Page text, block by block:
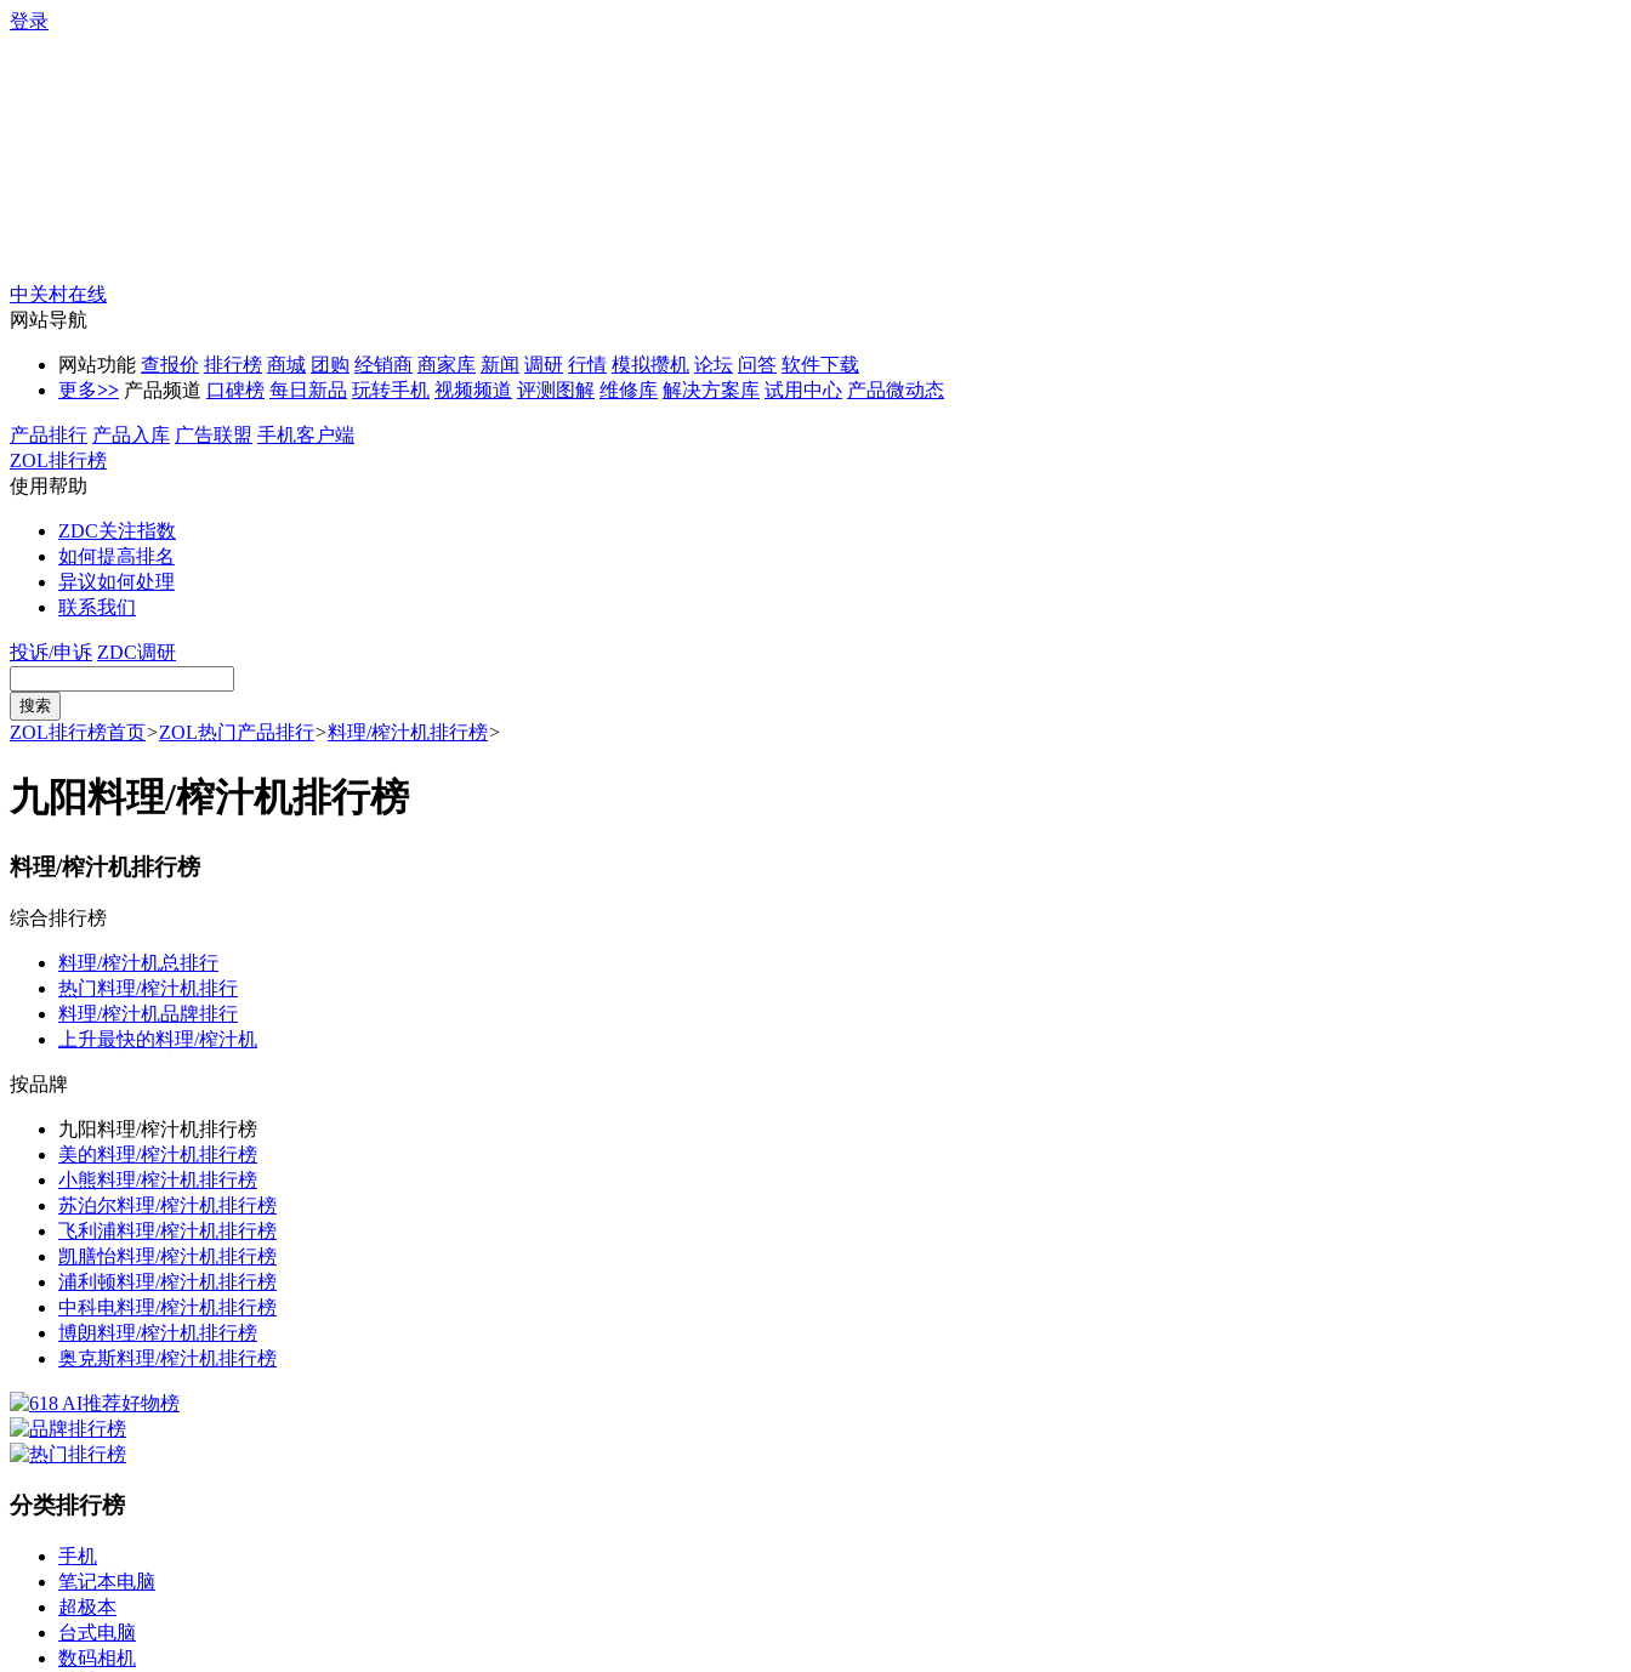
登录
中关村在线
网站导航
网站功能 查报价 排行榜 商城 团购 经销商 商家库 新闻 调研 行情 模拟攒机 论坛 问答 软件下载
更多>> 产品频道 口碑榜 每日新品 玩转手机 视频频道 评测图解 维修库 解决方案库 试用中心 产品微动态
产品排行 产品入库 广告联盟 手机客户端
ZOL排行榜
使用帮助
ZDC关注指数
如何提高排名
异议如何处理
联系我们
投诉/申诉 ZDC调研
ZOL排行榜首页>ZOL热门产品排行>料理/榨汁机排行榜>
九阳料理/榨汁机排行榜
料理/榨汁机排行榜
综合排行榜
料理/榨汁机总排行
热门料理/榨汁机排行
料理/榨汁机品牌排行
上升最快的料理/榨汁机
按品牌
九阳料理/榨汁机排行榜
美的料理/榨汁机排行榜
小熊料理/榨汁机排行榜
苏泊尔料理/榨汁机排行榜
飞利浦料理/榨汁机排行榜
凯膳怡料理/榨汁机排行榜
浦利顿料理/榨汁机排行榜
中科电料理/榨汁机排行榜
博朗料理/榨汁机排行榜
奥克斯料理/榨汁机排行榜
分类排行榜
手机
笔记本电脑
超极本
台式电脑
数码相机